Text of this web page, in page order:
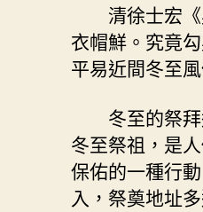
清徐士宏
衣帽鮮。究竟
平易近間冬至
冬至的祭
冬至祭祖，是
保佑的一種行
入，祭奠地址